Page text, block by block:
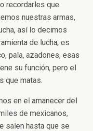
recordarles que
nuestras armas,
así lo decimos
de lucha, es
pala, azadones, esas
su función, pero el
que matas.
en el amanecer del
de mexicanos,
salen hasta que se